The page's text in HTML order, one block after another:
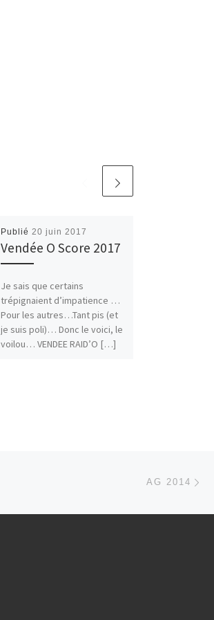
Publié 20 juin 2017
Vendée O Score 2017
Je sais que certains
trépignaient d’impatience …
Pour les autres…Tant pis (et
je suis poli)… Donc le voici, le
voilou… VENDEE RAID’O […]
AG 2014